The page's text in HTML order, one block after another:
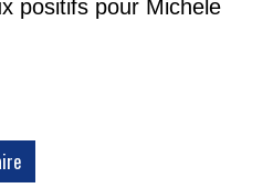
positifs pour Michele